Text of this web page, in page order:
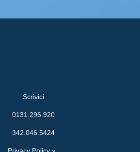
Scrivici
0131.296.920
342.046.5424
Privacy Policy »